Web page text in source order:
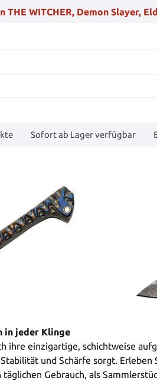
WITCHER, Demon Slayer,
Sofort ab Lager verfügbar
in jeder Klinge
ihre einzigartige, schichtweise
und Schärfe sorgt.
Gebrauch, als